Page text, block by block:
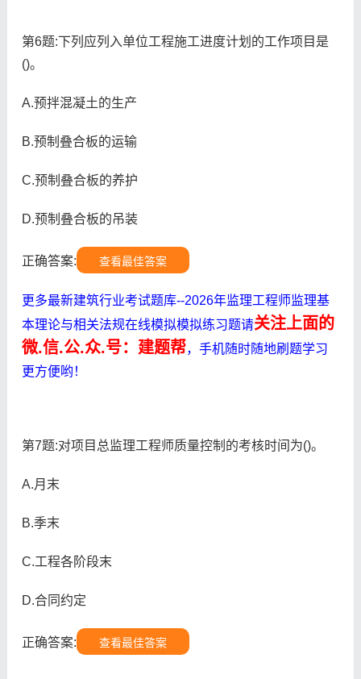
第6题:下列应列入单位工程施工进度计划的工作项目是
()。
A.预拌混凝土的生产
B.预制叠合板的运输
C.预制叠合板的养护
D.预制叠合板的吊装
正确答案: 查看最佳答案
更多最新建筑行业考试题库--2026年监理工程师监理基
本理论与相关法规在线模拟模拟练习题请关注上面的
微.信.公.众.号：建题帮，手机随时随地刷题学习
更方便哟！
第7题:对项目总监理工程师质量控制的考核时间为()。
A.月末
B.季末
C.工程各阶段末
D.合同约定
正确答案: 查看最佳答案